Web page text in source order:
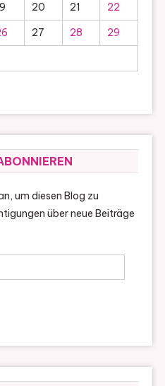
20 21
22
27 28
29
um diesen Blog zu
über neue Beiträge